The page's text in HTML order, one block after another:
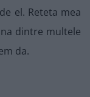
el. Reteta mea
dintre multele
da.